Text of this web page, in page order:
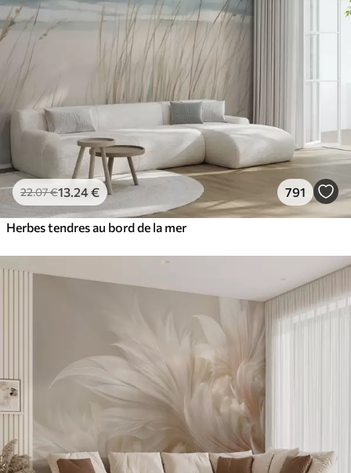
22.07€13 .24€ 791
Herbes tendres au bord de la mer